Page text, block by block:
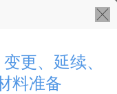
更、延续、
料准备